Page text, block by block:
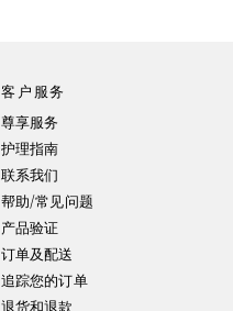
客户服务
尊享服务
护理指南
联系我们
帮助/常见问题
产品验证
订单及配送
追踪您的订单
退货和退款